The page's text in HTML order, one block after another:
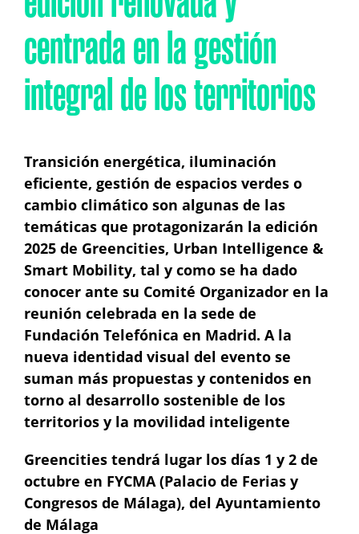
centrada en la gestión
integral de los territorios
Transición energética, iluminación
eficiente, gestión de espacios verdes o
cambio climático son algunas de las
temáticas que protagonizarán la edición
2025 de Greencities, Urban Intelligence &
Smart Mobility, tal y como se ha dado
conocer ante su Comité Organizador en la
reunión celebrada en la sede de
Fundación Telefónica en Madrid. A la
nueva identidad visual del evento se
suman más propuestas y contenidos en
torno al desarrollo sostenible de los
territorios y la movilidad inteligente
Greencities tendrá lugar los días 1 y 2 de
octubre en FYCMA (Palacio de Ferias y
Congresos de Málaga), del Ayuntamiento
de Málaga